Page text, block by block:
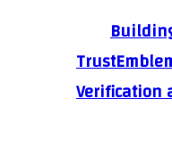
Verification